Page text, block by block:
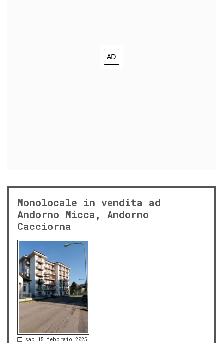
Monolocale in vendita ad
Andorno Micca, Andorno
Cacciorna
sab 15 febbraio 2025